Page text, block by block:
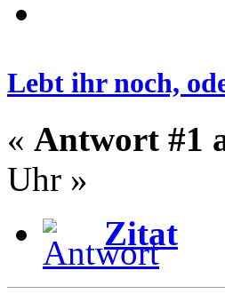
Lebt ihr noch,
« Antwort #1
Uhr »
Zitat